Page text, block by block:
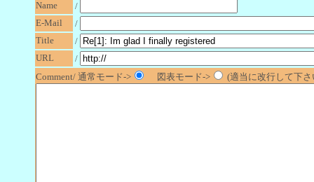
Name
/
E-Mail
/
Title
/
URL
/
Comment/ 通常モード->
図表モード-> (適当に改行して下